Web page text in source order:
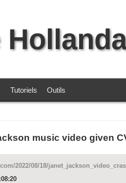
Tutoriels Outils
music video given
2022/08/18/